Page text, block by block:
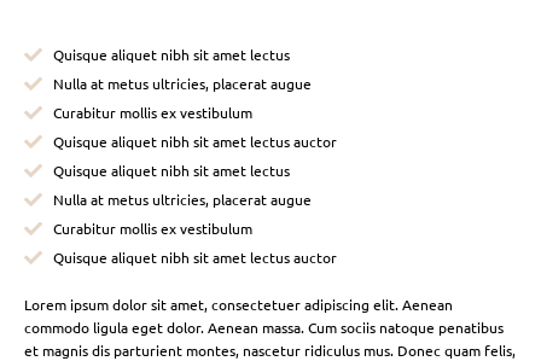
Quisque aliquet nibh sit amet lectus
Nulla at metus ultricies, placerat augue
Curabitur mollis ex vestibulum
Quisque aliquet nibh sit amet lectus auctor
Quisque aliquet nibh sit amet lectus
Nulla at metus ultricies, placerat augue
Curabitur mollis ex vestibulum
Quisque aliquet nibh sit amet lectus auctor
Lorem ipsum dolor sit amet, consectetuer adipiscing elit. Aenean
commodo ligula eget dolor. Aenean massa. Cum sociis natoque penatibus
et magnis dis parturient montes, nascetur ridiculus mus. Donec quam felis,